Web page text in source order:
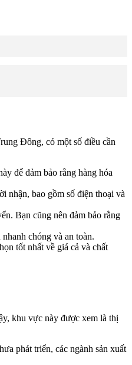
Đông, có một số điều cần
để đảm bảo rằng hàng hóa
nhận, bao gồm số điện thoại và
Bạn cũng nên đảm bảo rằng
chóng và an toàn.
tốt nhất về giá cả và chất
khu vực này được xem là thị
phát triển, các ngành sản xuất